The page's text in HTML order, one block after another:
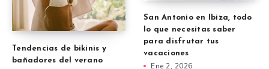
Tendencias de bikinis y
bañadores del verano
San Antonio en Ibiza, todo
lo que necesitas saber
para disfrutar tus
vacaciones
Ene 2, 2026